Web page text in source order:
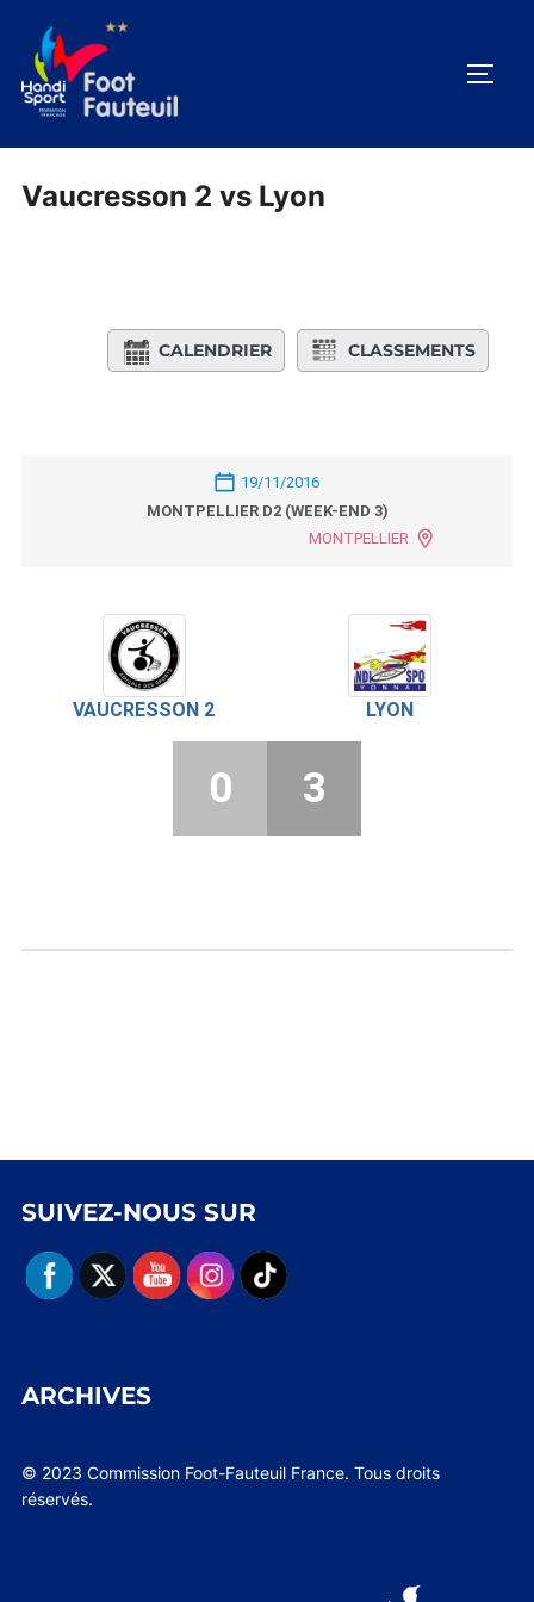
contenu
Vaucresson 2 vs Lyon
CALENDRIER CLASSEMENTS
19/11/2016
MONTPELLIER D2 (WEEK-END 3)
MONTPELLIER
VAUCRESSON 2 LYON
0 3
SUIVEZ-NOUS SUR
ARCHIVES
© 2023 Commission Foot-Fauteuil France. Tous droits
réservés.